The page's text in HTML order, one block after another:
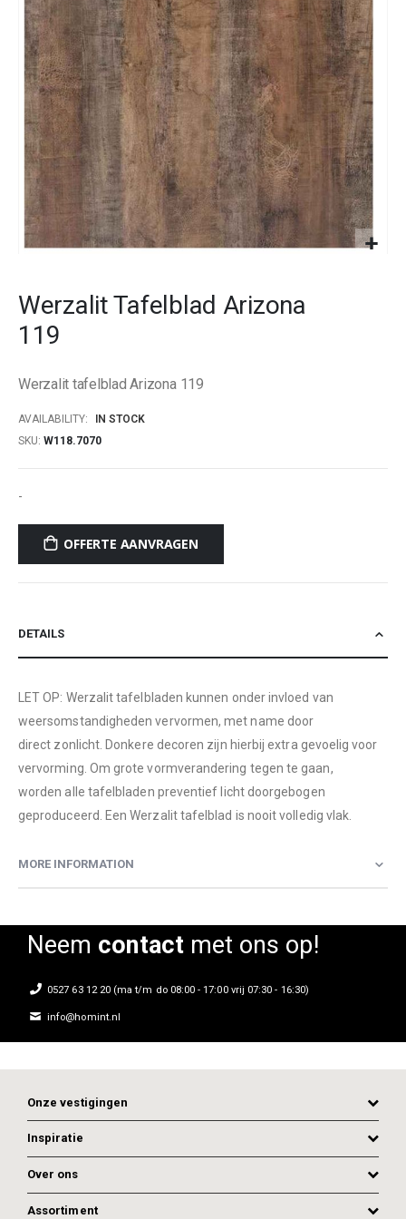
images
gallery
the
images
Werzalit Tafelblad Arizona
119
Werzalit tafelblad Arizona 119
AVAILABILITY:
IN STOCK
SKU W118.7070
-
OFFERTE AANVRAGEN
DETAILS
LET OP: Werzalit tafelbladen kunnen onder invloed van
weersomstandigheden vervormen, met name door
direct zonlicht. Donkere decoren zijn hierbij extra gevoelig voor
vervorming. Om grote vormverandering tegen te gaan,
worden alle tafelbladen preventief licht doorgebogen
geproduceerd. Een Werzalit tafelblad is nooit volledig vlak.
MORE INFORMATION
Neem contactmet ons op!
0527 63 12 20 (ma t/m do 08:00 - 17:00 vrij 07:30 - 16:30)
info@homint.nl
Onze vestigingen
Inspiratie
Over ons
Assortiment